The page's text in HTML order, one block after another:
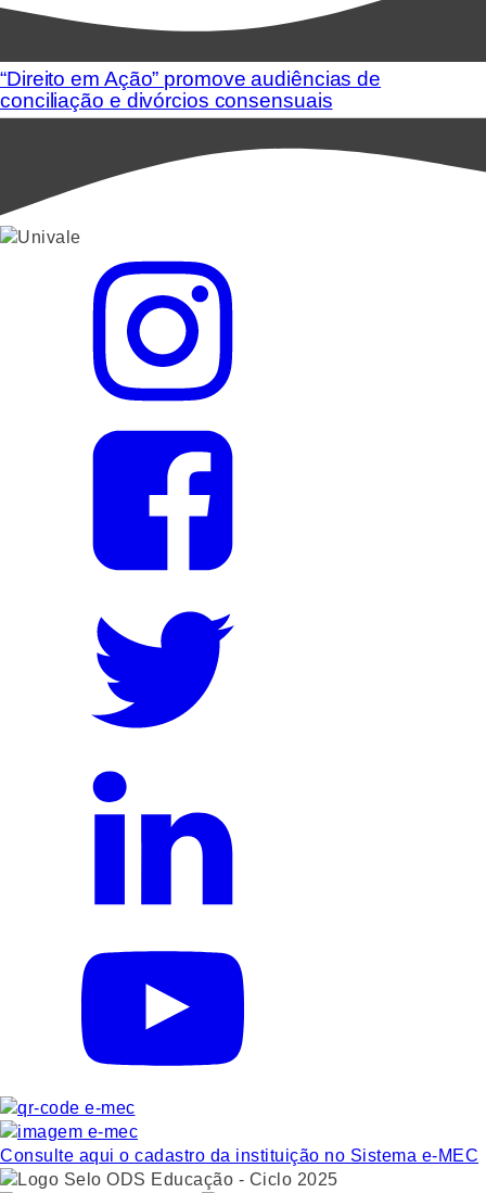
“Direito em Ação” promove audiências de
conciliação e divórcios consensuais
Consulte aqui o cadastro da instituição no Sistema e-MEC